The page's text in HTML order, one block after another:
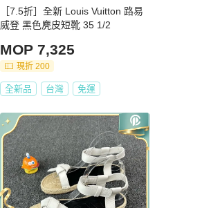
［7.5折］全新 Louis Vuitton 路易
威登 黑色麂皮短靴 35 1/2
MOP 7,325
現折 200
全新品 台灣 免運